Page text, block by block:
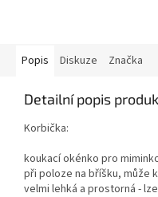
Popis Diskuze Značka
Detailní popis
Korbička:
koukací okénko pro
při poloze na bříšku, může
velmi lehká a prostorná -